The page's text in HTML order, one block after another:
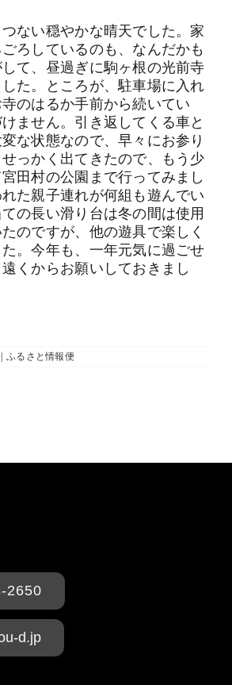
ない穏やかな晴天でした。家
ろしているのも、なんだかも
て、昼過ぎに駒ヶ根の光前寺
た。ところが、駐車場に入れ
のはるか手前から続いてい
ません。引き返してくる車と
な状態なので、早々にお参り
っかく出てきたので、もう少
田村の公園まで行ってみまし
た親子連れが何組も遊んでい
の長い滑り台は冬の間は使用
のですが、他の遊具で楽しく
。今年も、一年元気に過ごせ
くからお願いしておきまし
| ふるさと情報便
2650
d.jp